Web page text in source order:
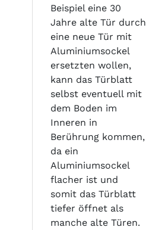
Beispiel eine 30
Jahre alte Tür durch
eine neue Tür mit
Aluminiumsockel
ersetzten wollen,
kann das Türblatt
selbst eventuell mit
dem Boden im
Inneren in
Berührung kommen,
da ein
Aluminiumsockel
flacher ist und
somit das Türblatt
tiefer öffnet als
manche alte Türen.